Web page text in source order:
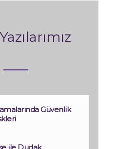
Güvenlik